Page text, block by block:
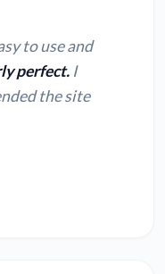
to use and
perfect. I
the site